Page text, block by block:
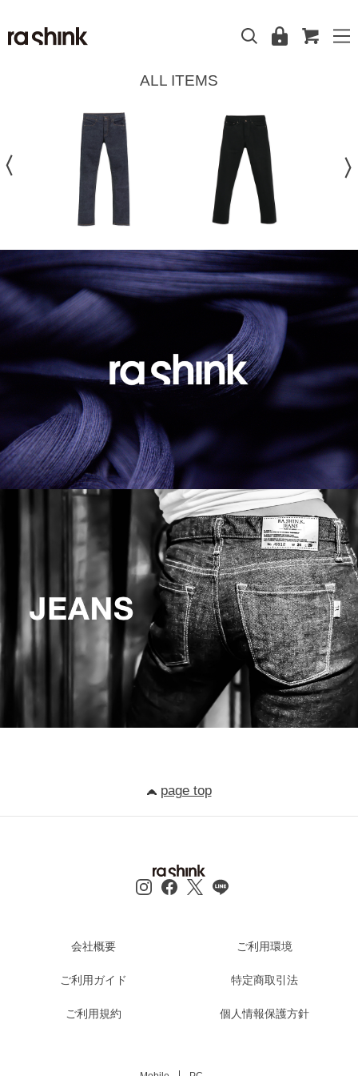
ALL ITEMS
page top
会社概要
ご利用ガイド
ご利用規約
ご利用環境
特定商取引法
個人情報保護方針